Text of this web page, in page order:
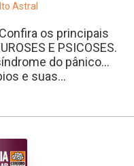
Astral
os principais
E PSICOSES.
do pânico...
e suas...